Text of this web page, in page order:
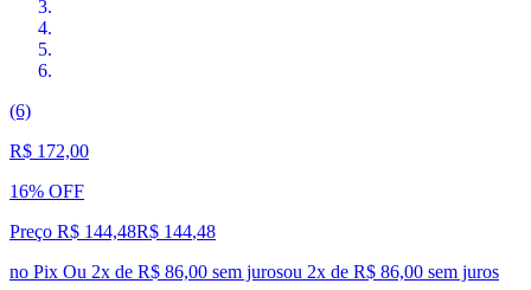
(6)
R$ 172,00
16% OFF
Preço R$ 144,48R$ 144,48
no Pix Ou 2x de R$ 86,00 sem jurosou 2x de R$ 86,00 sem juros